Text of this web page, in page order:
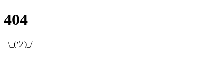
404
¯\_(ツ)_/¯